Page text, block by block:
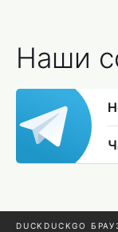
Наши
DUCKDUCKGO